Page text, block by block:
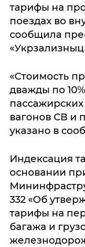
тарифы на
поездах во
сообщила
«Стоимость
дважды по
вагонов СВ и
указано в
Индексация
основании
332 «Об
тарифы на
багажа и